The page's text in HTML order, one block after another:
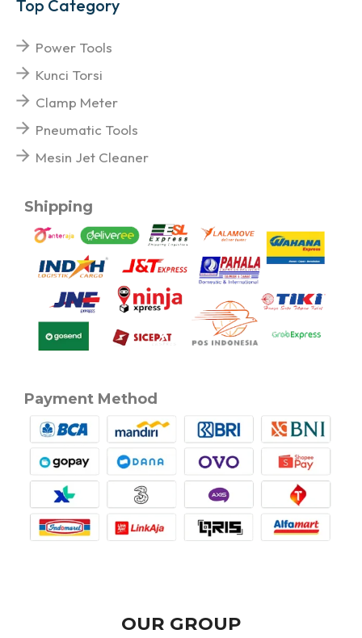
Top Category
Power Tools
Kunci Torsi
Clamp Meter
Pneumatic Tools
Mesin Jet Cleaner
Shipping
Payment Method
OUR GROUP